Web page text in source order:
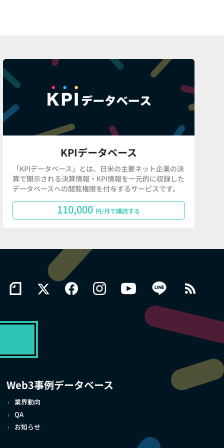
KPIデータベース
「KPIデータベース」とは、日米の主要ネット企業の決
算で開示される決算情報・KPI情報を一元的に収録した
データベースへの閲覧権限を付与するサービスです。
110,000 円/月で購読する
Web3事例データベース
業界動向
QA
お知らせ